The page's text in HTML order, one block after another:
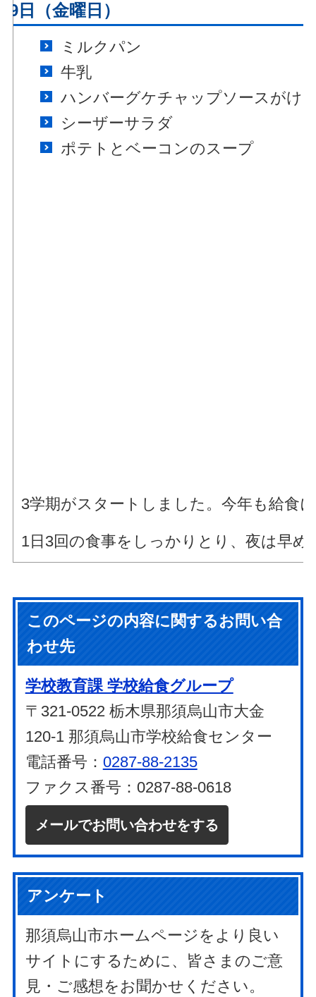
9日（金曜日）
ミルクパン
牛乳
ハンバーグケチャップソースがけ
シーザーサラダ
ポテトとベーコンのスープ
3学期がスタートしました。今年も給食
1日3回の食事をしっかりとり、夜は早
このページの内容に関するお問い合
わせ先
学校教育課 学校給食グループ
〒321-0522 栃木県那須烏山市大金
120-1 那須烏山市学校給食センター
電話番号： 0287-88-2135
ファクス番号：0287-88-0618
メールでお問い合わせをする
アンケート
那須烏山市ホームページをより良い
サイトにするために、皆さまのご意
見・ご感想をお聞かせください。